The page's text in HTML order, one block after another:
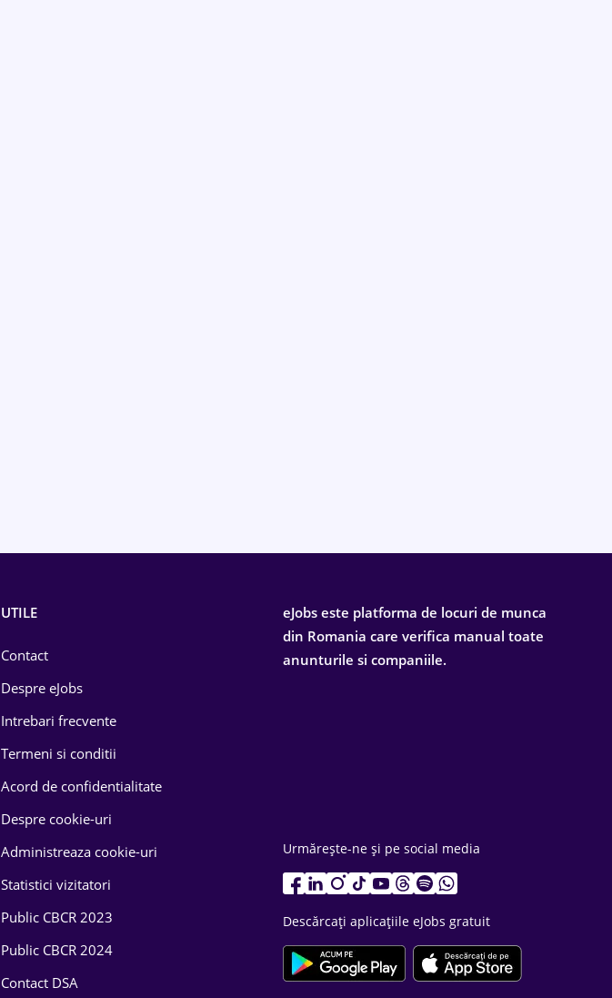
UTILE
Contact
Despre eJobs
Intrebari frecvente
Termeni si conditii
Acord de confidentialitate
Despre cookie-uri
Administreaza cookie-uri
Statistici vizitatori
Public CBCR 2023
Public CBCR 2024
Contact DSA
eJobs este platforma de locuri de munca
din Romania care verifica manual toate
anunturile si companiile.
Urmărește-ne și pe social media
Descărcați aplicațiile eJobs gratuit